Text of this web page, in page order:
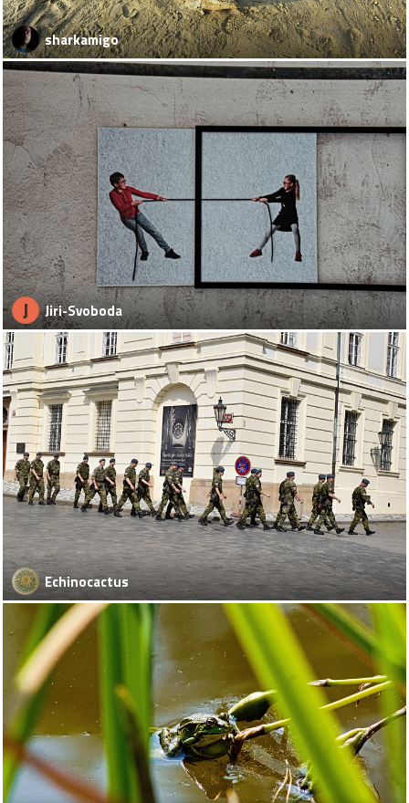
sharkamigo
J Jiri-Svoboda
Echinocactus